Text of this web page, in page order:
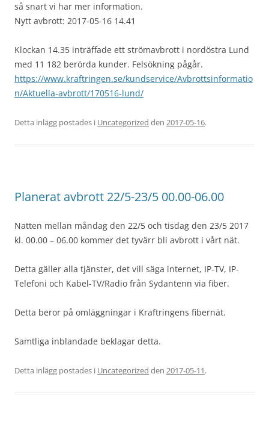
så snart vi har mer information.
Nytt avbrott: 2017-05-16 14.41
Klockan 14.35 inträffade ett strömavbrott i nordöstra Lund
med 11 182 berörda kunder. Felsökning pågår.
https://www.kraftringen.se/kundservice/Avbrottsinformatio
n/Aktuella-avbrott/170516-lund/
Detta inlägg postades i Uncategorized den 2017-05-16.
Planerat avbrott 22/5-23/5 00.00-06.00
Natten mellan måndag den 22/5 och tisdag den 23/5 2017
kl. 00.00 – 06.00 kommer det tyvärr bli avbrott i vårt nät.
Detta gäller alla tjänster, det vill säga internet, IP-TV, IP-
Telefoni och Kabel-TV/Radio från Sydantenn via fiber.
Detta beror på omläggningar i Kraftringens fibernät.
Samtliga inblandade beklagar detta.
Detta inlägg postades i Uncategorized den 2017-05-11.